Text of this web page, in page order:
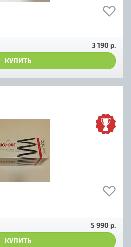
3 190 р.
КУПИТЬ
5 990 р.
КУПИТЬ